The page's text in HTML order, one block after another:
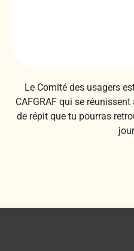
Le Comité des usagers
CAFGRAF qui se
de répit que tu pourras